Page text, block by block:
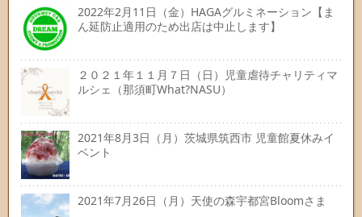
2022年2月11日（金）HAGAグルミネーション【ま
ん延防止適用のため出店は中止します】
２０２１年１１月７日（日）児童虐待チャリティマ
ルシェ（那須町What?NASU）
2021年8月3日（月）茨城県筑西市 児童館夏休みイ
ベント
2021年7月26日（月）天使の森宇都宮Bloomさま